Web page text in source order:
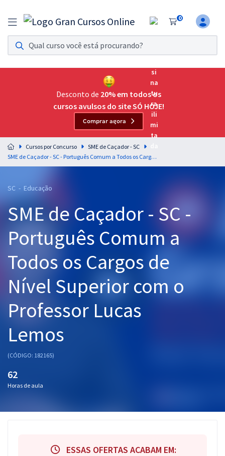
0
Assinatura Ilimitada 11
Acesso a todos os cursos. Teste grátis por 7 dias!
Assinatura OAB Até Passar
Acesso ilimitado a toda preparação para o Exame da
Residências Multiprofissionais
Preparação completa e intensiva para as principais
residências em saúde do Brasil
Cursos 20% OFF
Pós
Graduação
OAB
Mentorias
Questões grátis
Aprovados
Desconto de 20% em todos os
cursos avulsos do site SÓ HOJE!
Comprar agora
Cursos por Concurso
SME de Caçador - SC
SME de Caçador - SC - Português Comum a Todos os Cargos de Nível Superior com o Professor Lucas Lemos
SC - Educação
SME de Caçador - SC -
Português Comum a
Todos os Cargos de
Nível Superior com o
Professor Lucas
Lemos
(CÓDIGO: 182165)
62
Horas de aula
ESSAS OFERTAS ACABAM EM: